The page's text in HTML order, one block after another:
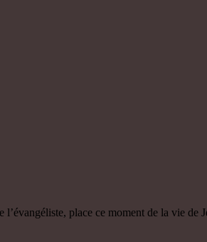
place ce moment de la vie